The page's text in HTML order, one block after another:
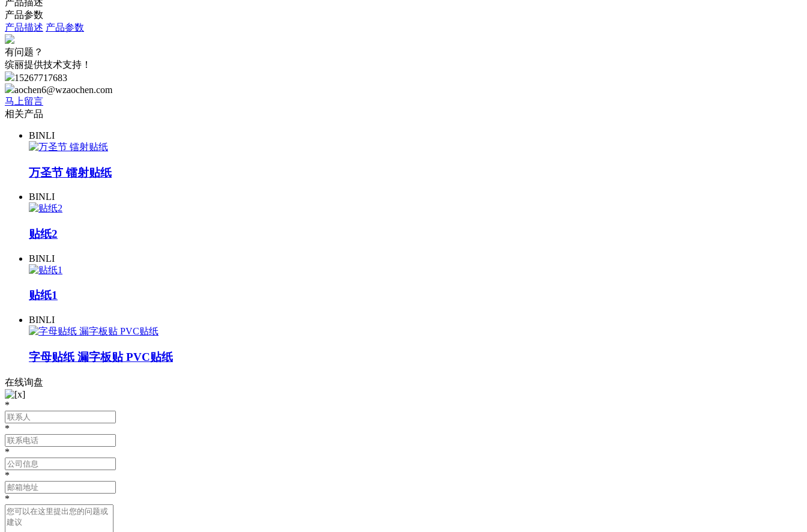
产品参数
产品描述 产品参数
有问题？
缤丽提供技术支持！
15267717683
aochen6@wzaochen.com
马上留言
相关产品
BINLI
万圣节 镭射贴纸
BINLI
贴纸2
BINLI
贴纸1
BINLI
字母贴纸 漏字板贴 PVC贴纸
在线询盘
*
*
*
*
*